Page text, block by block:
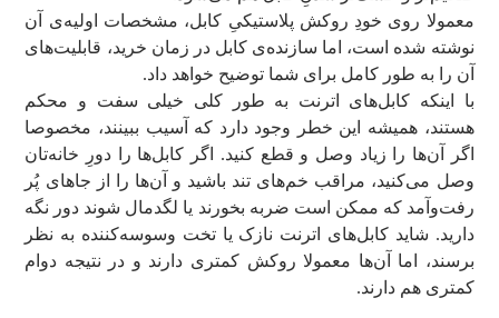
معمولا روی خودِ روکش پلاستیکیِ کابل، مشخصات اولیه‌ی آن
نوشته شده است، اما سازنده‌ی کابل در زمان خرید، قابلیت‌های
آن را به طور کامل برای شما توضیح خواهد داد.
با اینکه کابل‌های اترنت به طور کلی خیلی سفت و محکم
هستند، همیشه این خطر وجود دارد که آسیب ببینند، مخصوصا
اگر آن‌ها را زیاد وصل و قطع کنید. اگر کابل‌ها را دورِ خانه‌تان
وصل می‌کنید، مراقب خم‌های تند باشید و آن‌ها را از جاهای پُر
رفت‌وآمد که ممکن است ضربه بخورند یا لگدمال شوند دور نگه
دارید. شاید کابل‌های اترنت نازک یا تخت وسوسه‌کننده به نظر
برسند، اما آن‌ها معمولا روکش کمتری دارند و در نتیجه دوام
کمتری هم دارند.